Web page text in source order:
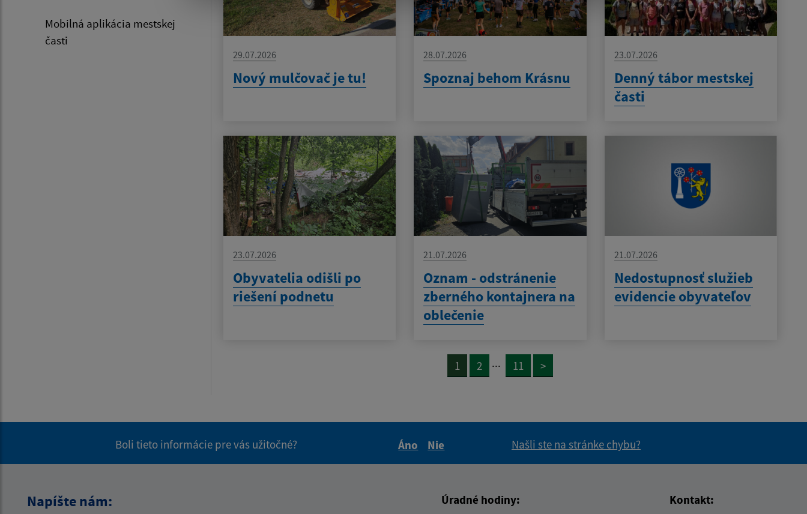
Mobilná aplikácia mestskej
časti
29.07.2026
Nový mulčovač je tu!
28.07.2026
Spoznaj behom Krásnu
23.07.2026
Denný tábor mestskej
časti
23.07.2026
Obyvatelia odišli po
riešení podnetu
21.07.2026
Oznam - odstránenie
zberného kontajnera na
oblečenie
21.07.2026
Nedostupnosť služieb
evidencie obyvateľov
1 2 ... 11 >
Boli tieto informácie pre vás užitočné?
Áno
Nie
Našli ste na stránke chybu?
Napíšte nám: Úradné hodiny: Kontakt: